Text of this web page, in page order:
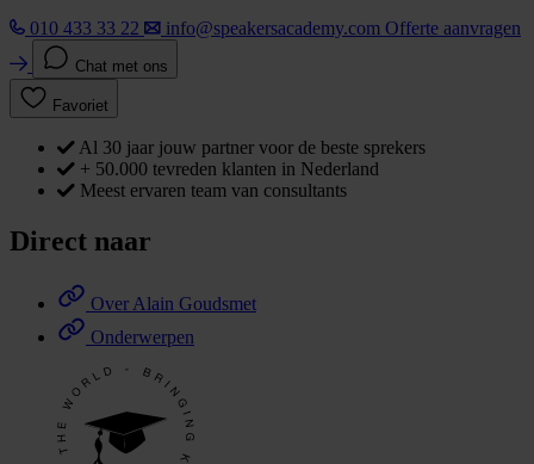
010 433 33 22
info@speakersacademy.com Offerte aanvragen
Chat met ons
Favoriet
Al 30 jaar jouw partner voor de beste sprekers
+ 50.000 tevreden klanten in Nederland
Meest ervaren team van consultants
Direct naar
Over Alain Goudsmet
Onderwerpen